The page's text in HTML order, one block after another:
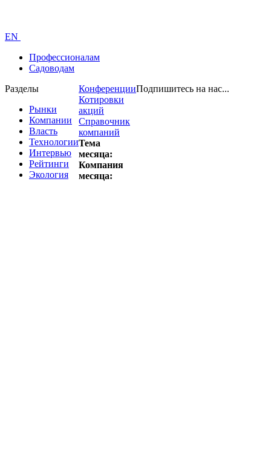
EN
Профессионалам
Садоводам
Разделы
Рынки
Компании
Власть
Технологии
Интервью
Рейтинги
Экология
Конференции
Котировки
акций
Справочник
компаний
Тема
месяца:
Компания
месяца:
Подпишитесь на нас...